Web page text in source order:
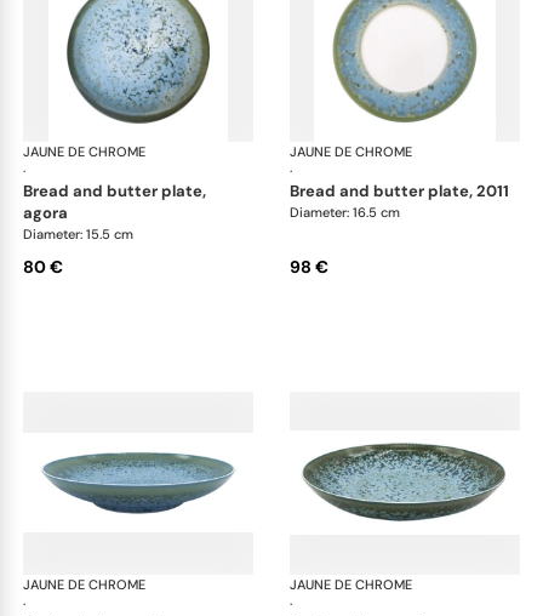
JAUNE DE CHROME
·
Nymphéa
bread and butter plate,
agora
Diameter: 15.5 cm
80 €
JAUNE DE CHROME
·
bread and butter plate, 2011
Diameter: 16.5 cm
98 €
JAUNE DE CHROME
·
NymphéaJAUNE DE CHROME
·